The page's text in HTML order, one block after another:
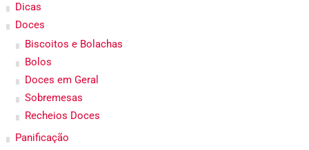
Dicas
Doces
Biscoitos e Bolachas
Bolos
Doces em Geral
Sobremesas
Recheios Doces
Panificação